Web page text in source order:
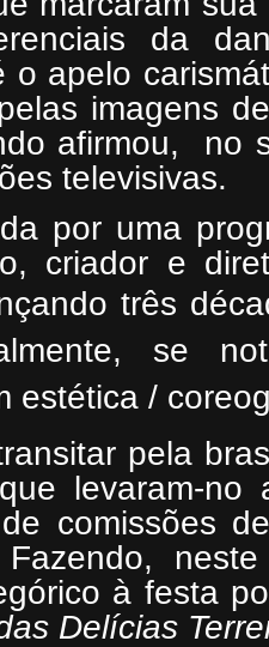
da
o apelo
imagens
afirmou, no
televisivas.
por uma
criador e
três
se
estética /
pela
levaram-
comissões
Fazendo,
à festa
Delícias